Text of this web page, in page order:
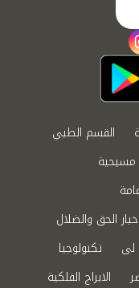
القسم الطبي
مسيحية
اخبار الحق والضلال
لى
تكنولوجيا
الابراج الفلكية